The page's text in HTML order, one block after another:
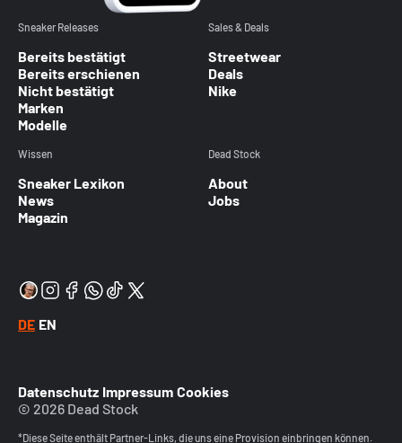
Sneaker Releases
Bereits bestätigt
Bereits erschienen
Nicht bestätigt
Marken
Modelle
Sales & Deals
Streetwear
Deals
Nike
Wissen
Sneaker Lexikon
News
Magazin
Dead Stock
About
Jobs
DE EN
Datenschutz Impressum Cookies
© 2026 Dead Stock
*Diese Seite enthält Partner-Links, die uns eine Provision einbringen können.